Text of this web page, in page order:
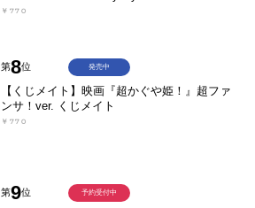
￥770
第8位
【くじメイト】映画『超かぐや姫！』超ファ
ンサ！ver. くじメイト
￥770
発売中
第9位 予約受付中